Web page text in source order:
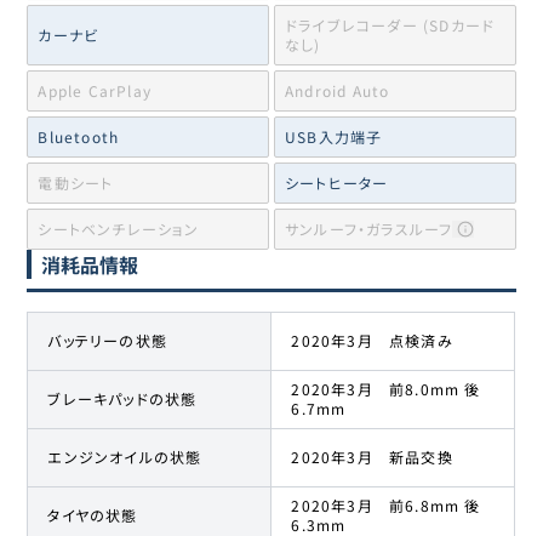
カーナビ
ドライブレコーダー (SDカード
なし)
Apple CarPlay Android Auto
Bluetooth USB入力端子
電動シート シートヒーター
シートベンチレーション サンルーフ・ガラスルーフ
消耗品情報
バッテリーの状態 2020年3月 点検済み
ブレーキパッドの状態
2020年3月 前8.0mm 後
6.7mm
エンジンオイルの状態 2020年3月 新品交換
タイヤの状態
2020年3月 前6.8mm 後
6.3mm